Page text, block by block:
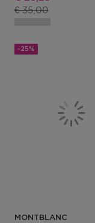
Productprijs
€ 35,00
-25%
MONTBLANC